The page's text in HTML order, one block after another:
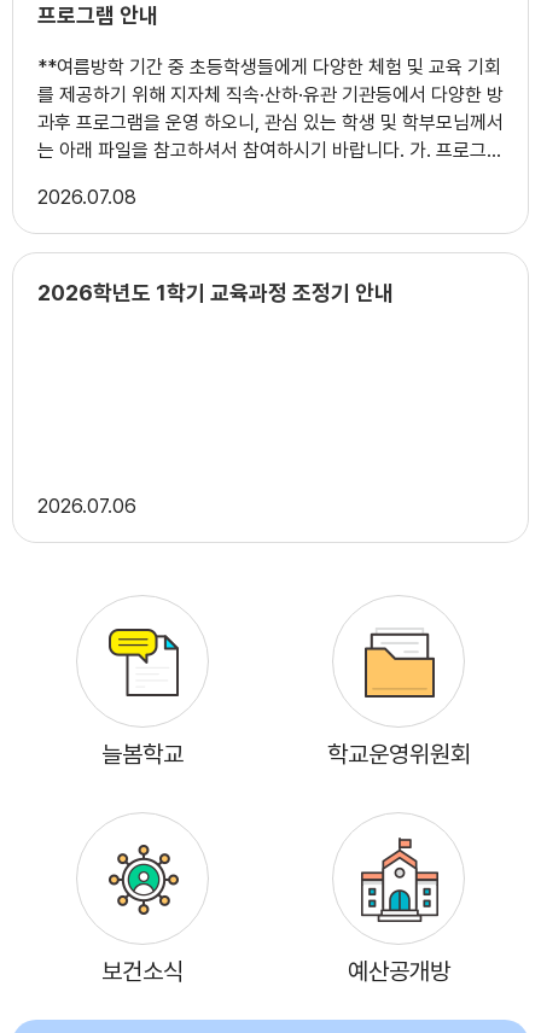
프로그램 안내
**여름방학 기간 중 초등학생들에게 다양한 체험 및 교육 기회
를 제공하기 위해 지자체 직속·산하·유관 기관등에서 다양한 방
과후 프로그램을 운영 하오니, 관심 있는 학생 및 학부모님께서
는 아래 파일을 참고하셔서 참여하시기 바랍니다. 가. 프로그램
로그램 운영 기관: 지자체 직속·산하·유관 기관 다. 프로그램 운
영 지역 및 내용 순 지역 대상(학년) 프로그램명 비고 1 군산 초
등 전학년 대학시설을 활용한 맞춤형 AI그로우 스포츠 클래스
운영 외 1개 2 정읍 초등 전학년 다양한 분야의 체험프로그램
2026 07.08
2026학년도 1학기 교육과정 조정기 안내
2026 07.06
늘봄학교 학교운영위원회
보건소식 예산공개방